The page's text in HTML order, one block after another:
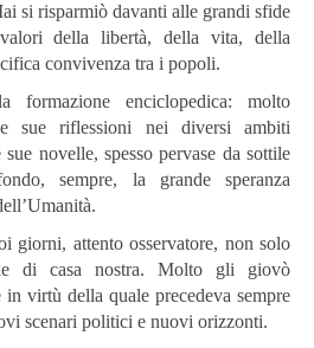
si risparmiò davanti alle grandi sfide
della libertà, della vita, della
convivenza tra i popoli.
formazione enciclopedica: molto
sue riflessioni nei diversi ambiti
sue novelle, spesso pervase da sottile
sempre, la grande speranza
giorni, attento osservatore, non solo
di casa nostra. Molto gli giovò
virtù della quale precedeva sempre
scenari politici e nuovi orizzonti.